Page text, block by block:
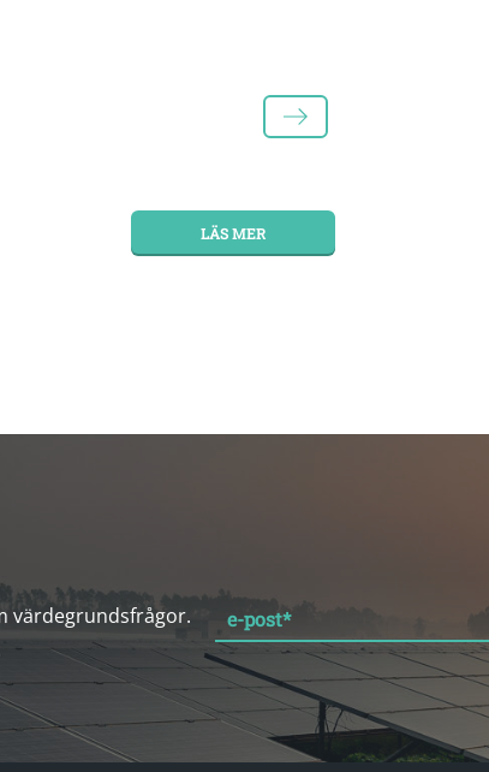
LÄS MER
LÄS MER
värdegrundsfrågor.
e-post*